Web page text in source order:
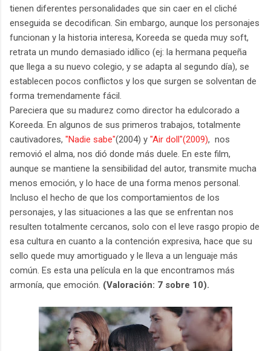
tienen diferentes personalidades que sin caer en el cliché
enseguida se decodifican. Sin embargo, aunque los personajes
funcionan y la historia interesa, Koreeda se queda muy soft,
retrata un mundo demasiado idílico (ej: la hermana pequeña
que llega a su nuevo colegio, y se adapta al segundo día), se
establecen pocos conflictos y los que surgen se solventan de
forma tremendamente fácil.
Pareciera que su madurez como director ha edulcorado a
Koreeda. En algunos de sus primeros trabajos, totalmente
cautivadores, "Nadie sabe"(2004) y "Air doll"(2009), nos
removió el alma, nos dió donde más duele. En este film,
aunque se mantiene la sensibilidad del autor, transmite mucha
menos emoción, y lo hace de una forma menos personal.
Incluso el hecho de que los comportamientos de los
personajes, y las situaciones a las que se enfrentan nos
resulten totalmente cercanos, solo con el leve rasgo propio de
esa cultura en cuanto a la contención expresiva, hace que su
sello quede muy amortiguado y le lleva a un lenguaje más
común. Es esta una película en la que encontramos más
armonía, que emoción. (Valoración: 7 sobre 10).